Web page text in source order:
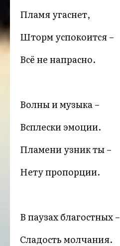
Пламя угаснет,
Шторм успокоится –
Всё не напрасно.
Волны и музыка –
Всплески эмоции.
Пламени узник ты –
Нету пропорции.
В паузах благостных –
Сладость молчания.